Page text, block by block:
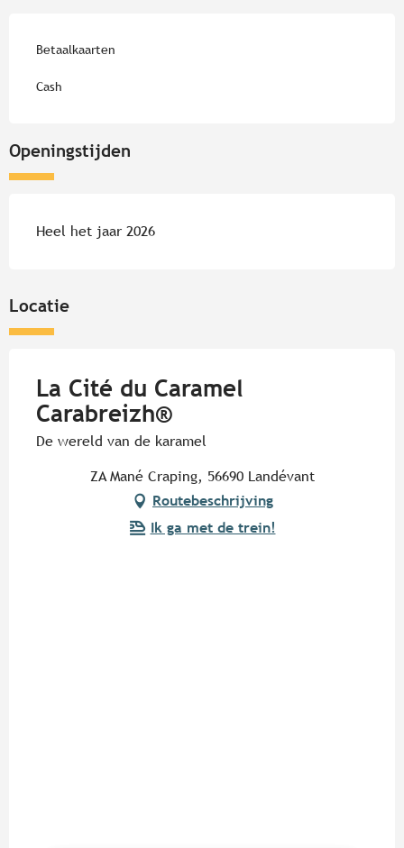
Betaalkaarten
Cash
Openingstijden
Heel het jaar 2026
Locatie
La Cité du Caramel
Carabreizh®
De wereld van de karamel
ZA Mané Craping, 56690 Landévant
Routebeschrijving
Ik ga met de trein!